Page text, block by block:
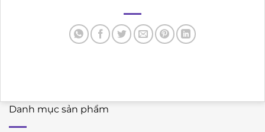
Danh mục sản phẩm